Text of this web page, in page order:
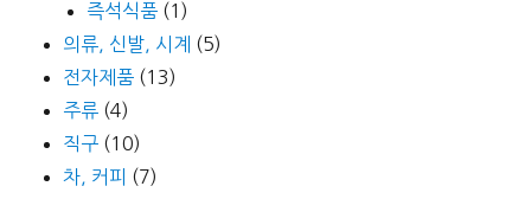
즉석식품 (1)
의류, 신발, 시계
(5)
전자제품 (13)
주류 (4)
직구 (10)
차, 커피 (7)